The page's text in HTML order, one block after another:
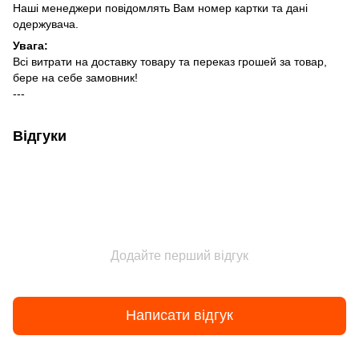
Наші менеджери повідомлять Вам номер картки та дані
одержувача.
Увага:
Всі витрати на доставку товару та переказ грошей за товар,
бере на себе замовник!
---
Відгуки
Додайте перший відгук
Написати відгук